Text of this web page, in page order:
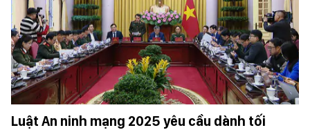
Luật An ninh mạng 2025 yêu cầu dành tối